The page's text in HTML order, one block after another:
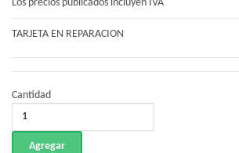
Los precios publicados incluyen IVA
TARJETA EN REPARACION
Cantidad